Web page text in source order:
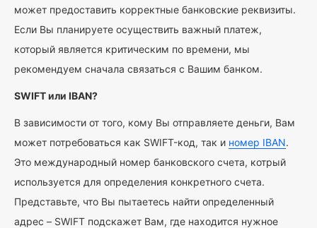
может предоставить корректные банковские реквизиты.
Если Вы планируете осуществить важный платеж,
который является критическим по времени, мы
рекомендуем сначала связаться с Вашим банком.
SWIFT или IBAN?
В зависимости от того, кому Вы отправляете деньги, Вам
может потребоваться как SWIFT-код, так и номер IBAN.
Это международный номер банковского счета, котрый
используется для определения конкретного счета.
Представьте, что Вы пытаетесь найти определенный
адрес – SWIFT подскажет Вам, где находится нужное